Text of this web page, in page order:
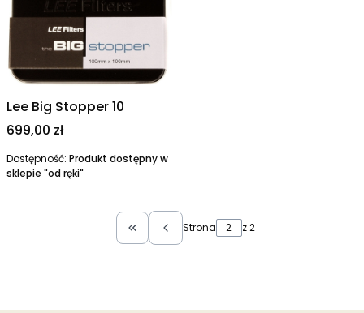
Lee Big Stopper 10
Cena
699,00 zł
Dostępność: Produkt dostępny w
sklepie "od ręki"
Wróć do pierwszej strony z produktami
Strona z 2